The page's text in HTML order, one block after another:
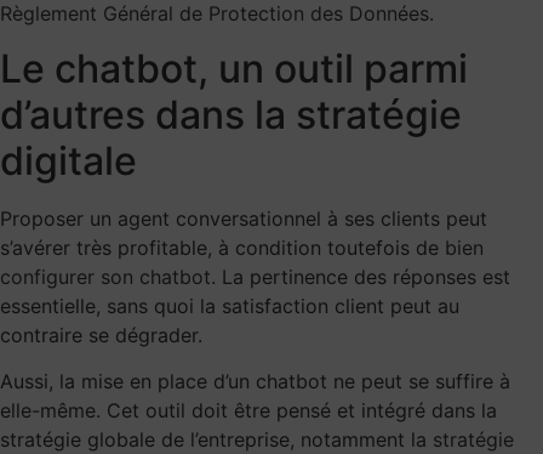
Règlement Général de Protection des Données.
Le chatbot, un outil parmi
d’autres dans la stratégie
digitale
Proposer un agent conversationnel à ses clients peut
s’avérer très profitable, à condition toutefois de bien
configurer son chatbot. La pertinence des réponses est
essentielle, sans quoi la satisfaction client peut au
contraire se dégrader.
Aussi, la mise en place d’un chatbot ne peut se suffire à
elle-même. Cet outil doit être pensé et intégré dans la
stratégie globale de l’entreprise, notamment la stratégie